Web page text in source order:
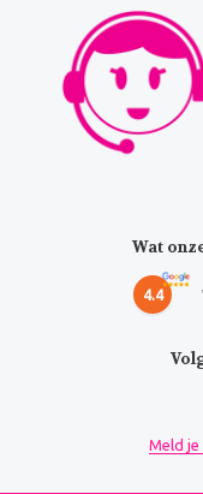
Wat
4.4
Meld